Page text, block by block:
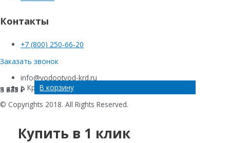
4 421 ₽ В корзину
5 633 ₽ В корзину
5 225 ₽ В корзину
3 848 ₽ В корзину
Контакты
+7 (800) 250-66-20
Заказать звонок
info@vodootvod-krd.ru
г. Краснодар, ул. Новороссийская , 220Е
© Copyrights 2018. All Rights Reserved.
Купить в 1 клик